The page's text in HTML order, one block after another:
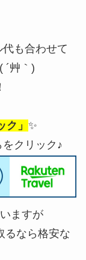
も合わせて
´艸｀)
」 ✨
クリック♪
ますが
るなら格安な